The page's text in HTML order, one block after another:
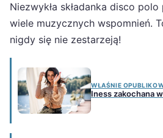
Niezwykła składanka disco polo
wiele muzycznych wspomnień.
nigdy się nie zestarzeją!
WŁAŚNIE
Iness zakochana